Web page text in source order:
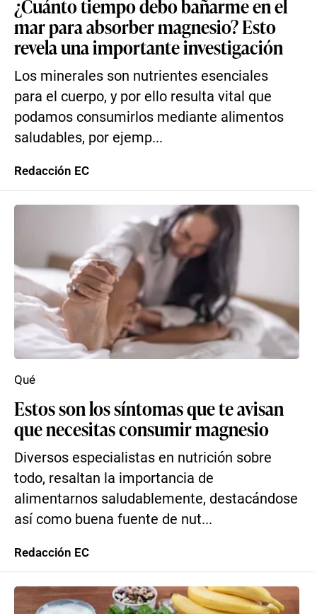
¿Cuánto tiempo debo bañarme en el
mar para absorber magnesio? Esto
revela una importante investigación
Los minerales son nutrientes esenciales
para el cuerpo, y por ello resulta vital que
podamos consumirlos mediante alimentos
saludables, por ejemp...
Redacción EC
Estos son los síntomas que te avisan
que necesitas consumir magnesio
Diversos especialistas en nutrición sobre
todo, resaltan la importancia de
alimentarnos saludablemente, destacándose
así como buena fuente de nut...
Qué
Redacción EC